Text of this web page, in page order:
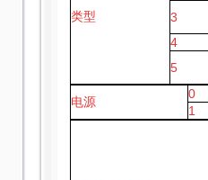
类型
3
4
5
电源
0
1